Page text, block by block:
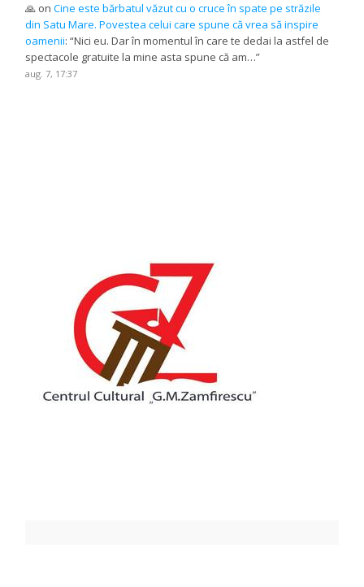
🙏 onCine este bărbatul văzut cu o cruce în spate pe străzile
din Satu Mare. Povestea celui care spune că vrea să inspire
oamenii: “Nici eu. Dar în momentul în care te dedai la astfel de
spectacole gratuite la mine asta spune că am…”
aug. 7, 17:37